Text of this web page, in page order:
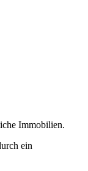
Immobilien.
ein